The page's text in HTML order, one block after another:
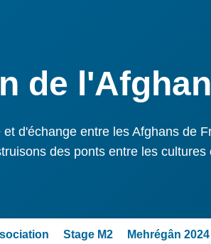
de
d'échange entre les Afghans de
des ponts entre les cultures
Stage M2 Mehrégân 2024